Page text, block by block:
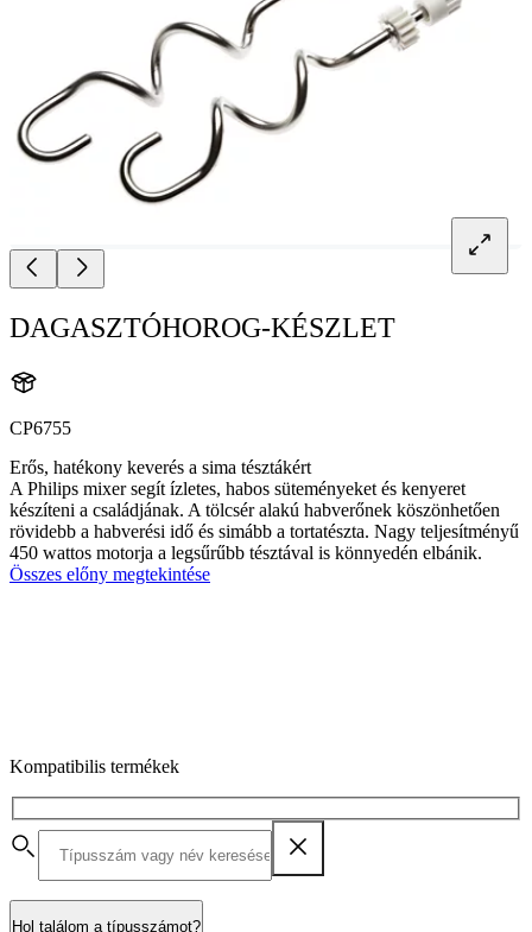
DAGASZTÓHOROG-KÉSZLET
CP6755
Erős, hatékony keverés a sima tésztákért
A Philips mixer segít ízletes, habos süteményeket és kenyeret
készíteni a családjának. A tölcsér alakú habverőnek köszönhetően
rövidebb a habverési idő és simább a tortatészta. Nagy teljesítményű
450 wattos motorja a legsűrűbb tésztával is könnyedén elbánik.
Összes előny megtekintése
Kompatibilis termékek
Hol találom a típusszámot?